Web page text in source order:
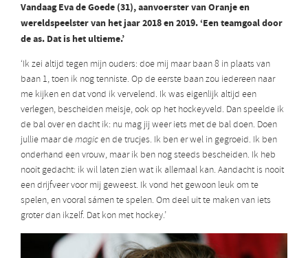
Vandaag Eva de Goede (31), aanvoerster van Oranje en
wereldspeelster van het jaar 2018 en 2019. ‘Een teamgoal door
de as. Dat is het ultieme.’
‘Ik zei altijd tegen mijn ouders: doe mij maar baan 8 in plaats van
baan 1, toen ik nog tenniste. Op de eerste baan zou iedereen naar
me kijken en dat vond ik vervelend. Ik was eigenlijk altijd een
verlegen, bescheiden meisje, ook op het hockeyveld. Dan speelde ik
de bal over en dacht ik: nu mag jij weer iets met de bal doen. Doen
jullie maar demagicen de trucjes. Ik ben er wel in gegroeid. Ik ben
onderhand een vrouw, maar ik ben nog steeds bescheiden. Ik heb
nooit gedacht: ik wil laten zien wat ik allemaal kan. Aandacht is nooit
een drijfveer voor mij geweest. Ik vond het gewoon leuk om te
spelen, en vooral sámen te spelen. Om deel uit te maken van iets
groter dan ikzelf. Dat kon met hockey.’